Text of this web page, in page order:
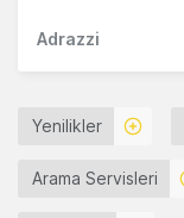
Adrazzi
Yenilikler
Arama Servisleri